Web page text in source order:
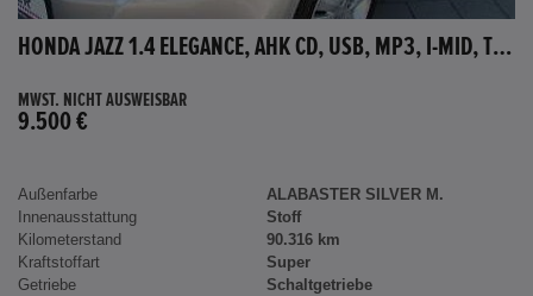
HONDA JAZZ 1.4 ELEGANCE, AHK CD, USB, MP3, I-MID, TEMPOMAT, AUX-IN
MWST. NICHT AUSWEISBAR
9.500 €
Außenfarbe
ALABASTER SILVER M.
Innenausstattung
Stoff
Kilometerstand
90.316 km
Kraftstoffart
Super
Getriebe
Schaltgetriebe